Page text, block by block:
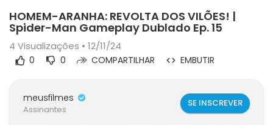
HOMEM-ARANHA: REVOLTA DOS VILÕES! |
Spider-Man Gameplay Dublado Ep. 15
4 Visualizações • 12/11/24
0 0 COMPARTILHAR EMBUTIR
meusfilmes
Assinantes
SE INSCREVER